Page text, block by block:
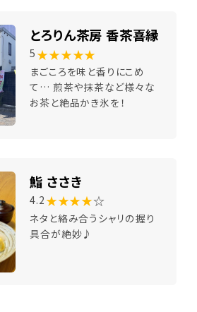
とろりん茶房 香茶喜縁
5 ★★★★★
まごころを味と香りにこめ
て… 煎茶や抹茶など様々な
お茶と絶品かき氷を！
鮨 ささき
4.2 ★★★★☆
ネタと絡み合うシャリの握り
具合が絶妙♪